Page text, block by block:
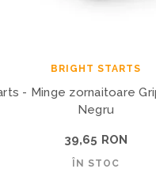
BRIGHT STARTS
- Minge zornaitoare
Negru
39,65 RON
ÎN STOC